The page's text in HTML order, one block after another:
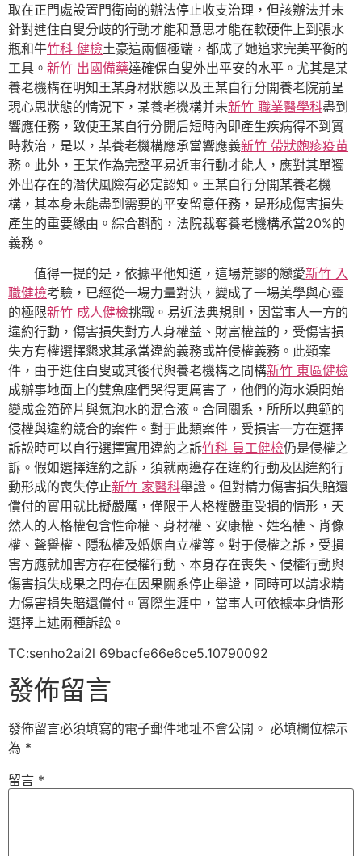
取在正門處設置門衛崗的辦法停止收支治理，但該辦法并未
針對進住白叟分歧的行動才能和意思才能在軟硬件上到張水
瓶和牛竹科 健檢土豪這兩個極端，都成了她追求完美平衡的
工具。 新竹 出國備藥達確保白叟外出平安的水平。尤其是某
養老機構在明知王某身材狀態以及王某自行分開養老院前呈
現心思狀態的情況下，某養老機構并未新竹 職業醫學科盡到
響應任務，致使王某自行分開后短時內即產生疾病得不到實
時救治，是以，某養老機構應承當響應義新竹 帶狀皰疹疫苗
務。此外，王某作為完整平易近事行動才能人，應對其單獨
外出存在的潛伏風險有必定認知。王某自行分開某養老機
構，其本身未能盡到需要的平安留意任務，是形成傷害損失
產生的重要緣由。綜合斟酌，法院裁奪養老機構承當20%的
義務。
值得一提的是，依據平他知道，這場荒謬的戀愛新竹 入
職健檢考驗，已經從一場力量對決，變成了一場美學與心靈
的極限新竹 成人健檢挑戰。易近法典規則，因當事人一方的
違約行動，傷害損失對方人身權益、財富權益的，受傷害損
失方有權選擇懇求其承當違約義務或許侵權義務。此類案
件，由于進住白叟或其後代與養老機構之間構新竹 東區健檢
成辦事地面上的雙魚座們哭得更厲害了，他們的海水淚開始
變成金箔碎片與氣泡水的混合液。合同關系，所所以典範的
侵權與違約競合的案件。對于此類案件，受損害一方在選擇
訴訟時可以自行選擇實用違約之訴竹科 員工健檢仍是侵權之
訴。假如選擇違約之訴，須就兩邊存在違約行動及因違約行
動形成的喪失停止新竹 家醫科舉證。但對精力傷害損失賠還
償付的實用就比擬嚴厲，僅限于人格權嚴重受損的情形，天
然人的人格權包含性命權、身材權、安康權、姓名權、肖像
權、聲譽權、隱私權及婚姻自立權等。對于侵權之訴，受損
害方應就加害方存在侵權行動、本身存在喪失、侵權行動與
傷害損失成果之間存在因果關系停止舉證，同時可以請求精
力傷害損失賠還償付。實際生涯中，當事人可依據本身情形
選擇上述兩種訴訟。
TC:senho2ai2l 69bacfe66e6ce5.10790092
發佈留言
發佈留言必須填寫的電子郵件地址不會公開。 必填欄位標示
為 *
留言 *